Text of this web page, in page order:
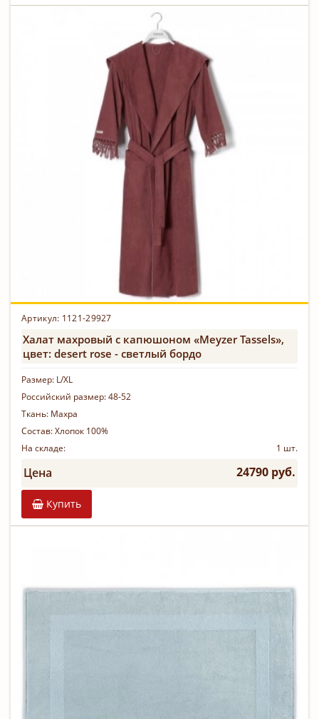
Артикул: 1121-29927
Халат махровый с капюшоном «Meyzer Tassels»,
цвет: desert rose - светлый бордо
Размер: L/XL
Российский размер:48-52
Ткань: Махра
Состав:Хлопок 100%
На складе:
1 шт.
Цена 24790 руб.
Купить